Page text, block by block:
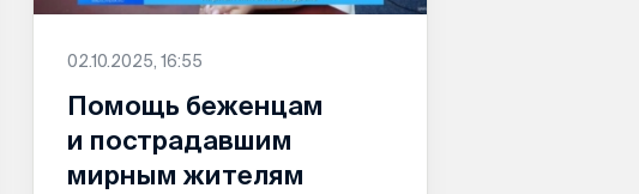
02.10.2025, 16:55
Помощь беженцам
и пострадавшим
мирным жителям